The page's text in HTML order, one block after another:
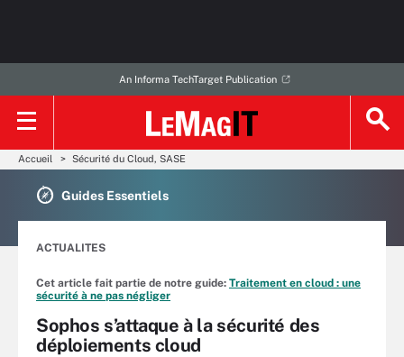
An Informa TechTarget Publication
Accueil Sécurité du Cloud, SASE
Guides Essentiels
ACTUALITES
Cet article fait partie de notre guide: Traitement en cloud : une
sécurité à ne pas négliger
Sophos s’attaque à la sécurité des
déploiements cloud